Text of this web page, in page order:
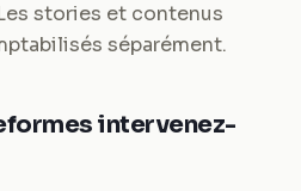
stories et contenus
séparément.
intervenez-